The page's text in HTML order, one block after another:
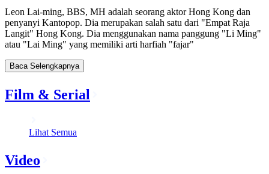
Leon Lai-ming, BBS, MH adalah seorang aktor Hong Kong dan
penyanyi Kantopop. Dia merupakan salah satu dari "Empat Raja
Langit" Hong Kong. Dia menggunakan nama panggung "Li Ming"
atau "Lai Ming" yang memiliki arti harfiah "fajar"
Baca Selengkapnya
Film & Serial
Lihat Semua
Video